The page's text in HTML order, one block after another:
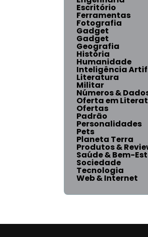
Escritório
Ferramentas
Fotografia
Gadget
Gadget
Geografia
História
Humanidade
Inteligência
Literatura
Militar
Números &
Oferta em
Ofertas
Padrão
Personalidades
Pets
Planeta Terra
Produtos &
Saúde & Bem-
Sociedade
Tecnologia
Web & Internet